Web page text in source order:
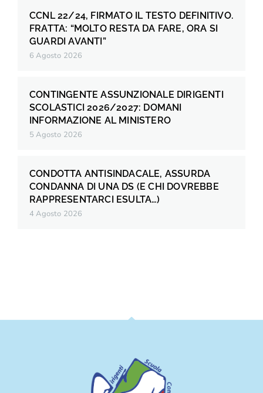
CCNL 22/24, FIRMATO IL TESTO DEFINITIVO.
FRATTA: “MOLTO RESTA DA FARE, ORA SI
GUARDI AVANTI”
6 Agosto 2026
CONTINGENTE ASSUNZIONALE DIRIGENTI
SCOLASTICI 2026/2027: DOMANI
INFORMAZIONE AL MINISTERO
5 Agosto 2026
CONDOTTA ANTISINDACALE, ASSURDA
CONDANNA DI UNA DS (E CHI DOVREBBE
RAPPRESENTARCI ESULTA…)
4 Agosto 2026